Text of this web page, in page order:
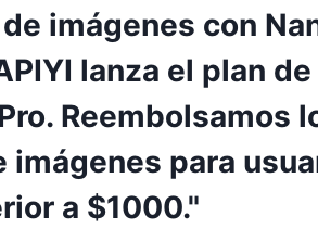
imágenes con
lanza el plan
Reembolsamos
imágenes para
a $1000."